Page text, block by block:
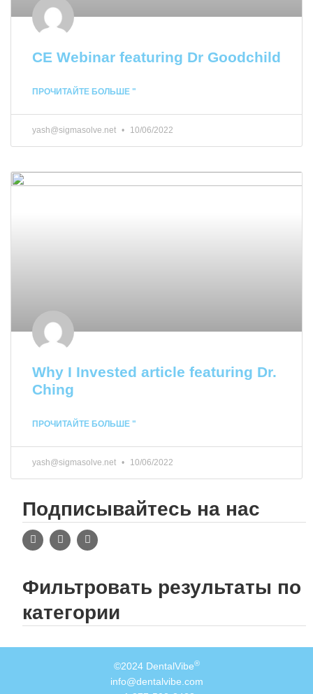
CE Webinar featuring Dr Goodchild
ПРОЧИТАЙТЕ БОЛЬШЕ "
yash@sigmasolve.net 10/06/2022
Why I Invested article featuring Dr.
Ching
ПРОЧИТАЙТЕ БОЛЬШЕ "
yash@sigmasolve.net 10/06/2022
Подписывайтесь на нас
Фильтровать результаты по
категории
©2024 DentalVibe®
info@dentalvibe.com